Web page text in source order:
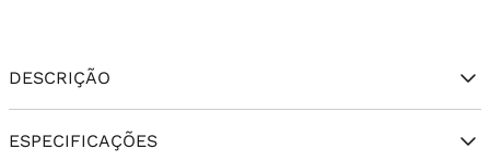
DESCRIÇÃO
ESPECIFICAÇÕES